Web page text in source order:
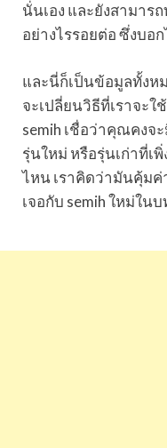
นั่นเอง และยังสามาร
อย่างไรรอยต่อ ซึ่งบอ
และนี่ก็เป็นข้อมูลทั้งห
จะเปลี่ยนวิธีที่เราจะ
semih เชื่อว่าคุณคงจ
รุ่นใหม่ หรือรุ่นเก่าที่เ
ไหน เราคิดว่ามันคุ้ม
เจอกับ semih ใหม่ใน